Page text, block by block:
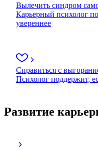
Вылечить синдром
Карьерный психолог
увереннее
Справиться с
Психолог поддержит,
Развитие